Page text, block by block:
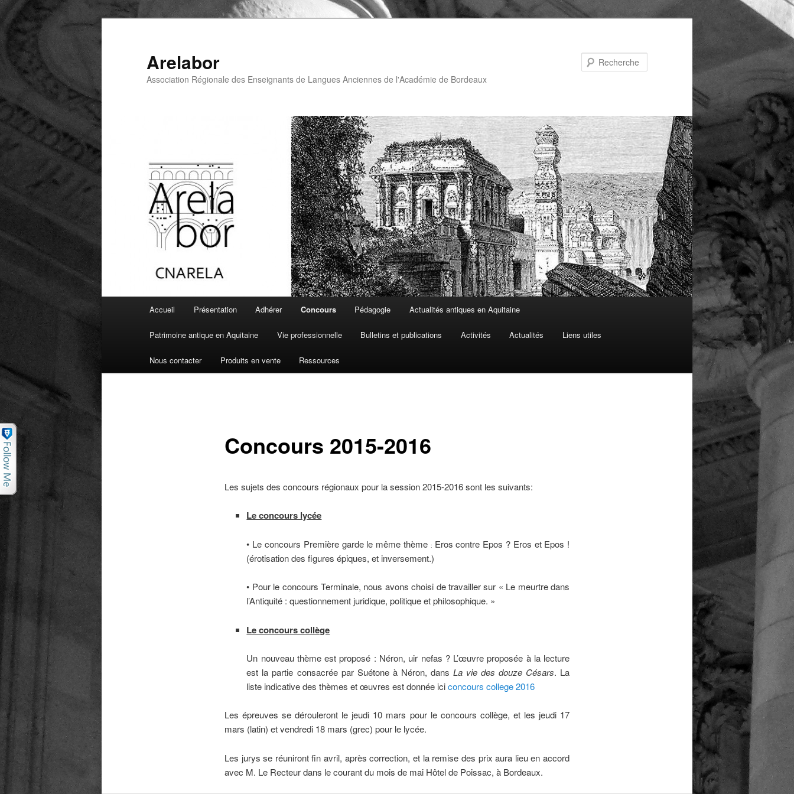
Arelabor
Association Régionale des Enseignants de Langues Anciennes de l'Académie de Bordeaux
Aller au contenu principal
Aller au contenu secondaire
Accueil Présentation Adhérer Concours Pédagogie Actualités antiques en Aquitaine
Patrimoine antique en Aquitaine Vie professionnelle Bulletins et publications Activités Actualités Liens utiles
Nous contacter Produits en vente Ressources
Concours 2015-2016
Les sujets des concours régionaux pour la session 2015-2016 sont les suivants:
Le concours lycée
• Le concours Première garde le même thème : Eros contre Epos ? Eros et Epos !
(érotisation des figures épiques, et inversement.)
• Pour le concours Terminale, nous avons choisi de travailler sur « Le meurtre dans
l’Antiquité : questionnement juridique, politique et philosophique. »
Le concours collège
Un nouveau thème est proposé : Néron, uir nefas ? L’œuvre proposée à la lecture
est la partie consacrée par Suétone à Néron, dans La vie des douze Césars. La
liste indicative des thèmes et œuvres est donnée iciconcours college 2016
Les épreuves se dérouleront le jeudi 10 mars pour le concours collège, et les jeudi 17
mars (latin) et vendredi 18 mars (grec) pour le lycée.
Les jurys se réuniront fin avril, après correction, et la remise des prix aura lieu en accord
avec M. Le Recteur dans le courant du mois de mai Hôtel de Poissac, à Bordeaux.